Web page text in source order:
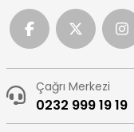
Çağrı Merkezi
0232 999 19 19